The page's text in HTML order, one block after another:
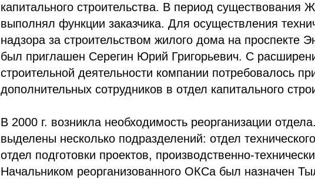
капитального строительства. В период существования
выполнял функции заказчика. Для осуществления
надзора за строительством жилого дома на проспекте
был приглашен Серегин Юрий Григорьевич. С
строительной деятельности компании потребовалось
дополнительных сотрудников в отдел капитального
В 2000 г. возникла необходимость реорганизации
выделены несколько подразделений: отдел
отдел подготовки проектов, производственно-
Начальником реорганизованного ОКСа был назначен